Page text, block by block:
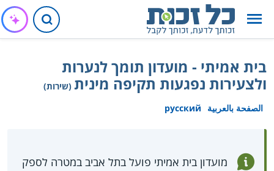
בית אמיתי - מועדון תומך לנערות
ולצעירות נפגעות תקיפה מינית (שירות)
الصفحة بالعربية
русский
מועדון בית אמיתי פועל בתל אביב במטרה לספק